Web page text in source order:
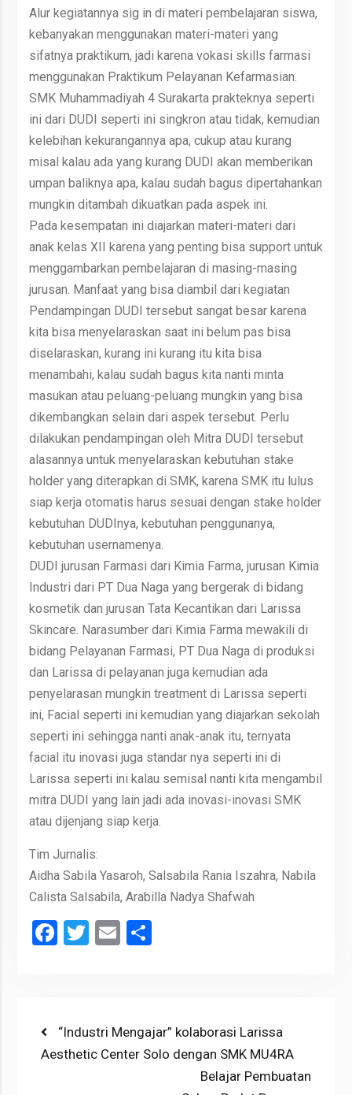
Alur kegiatannya sig in di materi pembelajaran siswa,
kebanyakan menggunakan materi-materi yang
sifatnya praktikum, jadi karena vokasi skills farmasi
menggunakan Praktikum Pelayanan Kefarmasian.
SMK Muhammadiyah 4 Surakarta prakteknya seperti
ini dari DUDI seperti ini singkron atau tidak, kemudian
kelebihan kekurangannya apa, cukup atau kurang
misal kalau ada yang kurang DUDI akan memberikan
umpan baliknya apa, kalau sudah bagus dipertahankan
mungkin ditambah dikuatkan pada aspek ini.
Pada kesempatan ini diajarkan materi-materi dari
anak kelas XII karena yang penting bisa support untuk
menggambarkan pembelajaran di masing-masing
jurusan. Manfaat yang bisa diambil dari kegiatan
Pendampingan DUDI tersebut sangat besar karena
kita bisa menyelaraskan saat ini belum pas bisa
diselaraskan, kurang ini kurang itu kita bisa
menambahi, kalau sudah bagus kita nanti minta
masukan atau peluang-peluang mungkin yang bisa
dikembangkan selain dari aspek tersebut. Perlu
dilakukan pendampingan oleh Mitra DUDI tersebut
alasannya untuk menyelaraskan kebutuhan stake
holder yang diterapkan di SMK, karena SMK itu lulus
siap kerja otomatis harus sesuai dengan stake holder
kebutuhan DUDInya, kebutuhan penggunanya,
kebutuhan usernamenya.
DUDI jurusan Farmasi dari Kimia Farma, jurusan Kimia
Industri dari PT Dua Naga yang bergerak di bidang
kosmetik dan jurusan Tata Kecantikan dari Larissa
Skincare. Narasumber dari Kimia Farma mewakili di
bidang Pelayanan Farmasi, PT Dua Naga di produksi
dan Larissa di pelayanan juga kemudian ada
penyelarasan mungkin treatment di Larissa seperti
ini, Facial seperti ini kemudian yang diajarkan sekolah
seperti ini sehingga nanti anak-anak itu, ternyata
facial itu inovasi juga standar nya seperti ini di
Larissa seperti ini kalau semisal nanti kita mengambil
mitra DUDI yang lain jadi ada inovasi-inovasi SMK
atau dijenjang siap kerja.
Tim Jurnalis:
Aidha Sabila Yasaroh, Salsabila Rania Iszahra, Nabila
Calista Salsabila, Arabilla Nadya Shafwah
Facebook
Twitter
EmailShare
Post
navigation
Previous
post:
“Industri Mengajar” kolaborasi Larissa
Aesthetic Center Solo dengan SMK MU4RA
Next
Belajar Pembuatan